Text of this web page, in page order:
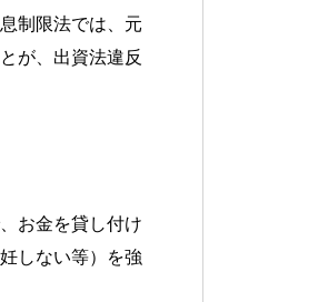
制限法では、元
が、出資法違反
お金を貸し付け
しない等）を強